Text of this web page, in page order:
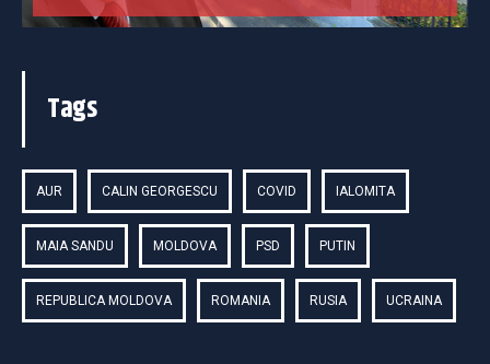
Tags
AUR CALIN GEORGESCU COVID IALOMITA
MAIA SANDU MOLDOVA PSD PUTIN
REPUBLICA MOLDOVA ROMANIA RUSIA UCRAINA